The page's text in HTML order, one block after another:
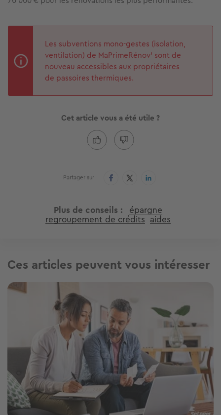
Les subventions mono-gestes (isolation,
ventilation) de MaPrimeRénov’ sont de
nouveau accessibles aux propriétaires
de passoires thermiques.
Cet article vous a été utile ?
Partager sur
Plus de conseils épargne
regroupement de crédits aides
Ces articles peuvent vous intéresser
Image